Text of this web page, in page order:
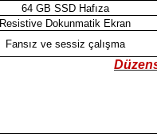
64 GB SSD Hafıza
Resistive Dokunmatik Ekran
Fansız ve sessiz çalışma